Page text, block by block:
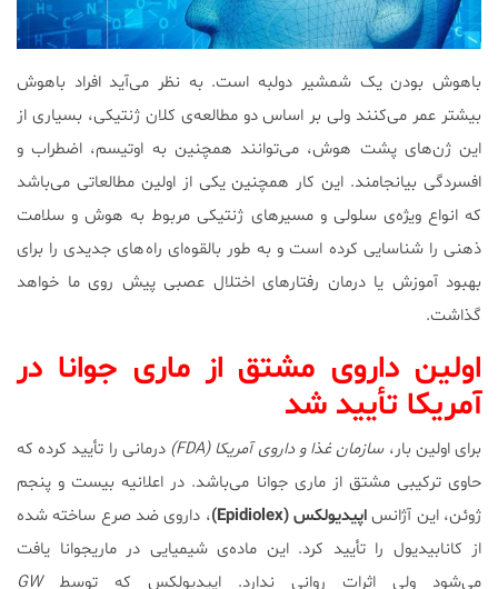
باهوش بودن یک شمشیر دولبه است. به نظر می‌آید افراد باهوش
بیشتر عمر می‌کنند ولی بر اساس دو مطالعه‌ی کلان ژنتیکی، بسیاری از
این ژن‌های پشت هوش، می‌توانند همچنین به اوتیسم، اضطراب و
افسردگی بیانجامند. این کار همچنین یکی از اولین مطالعاتی می‌باشد
که انواع ویژه‌ی سلولی و مسیرهای ژنتیکی مربوط به هوش و سلامت
ذهنی را شناسایی کرده است و به طور بالقوه‌ای راه‌های جدیدی را برای
بهبود آموزش یا درمان رفتارهای اختلال عصبی پیش روی ما خواهد
گذاشت.
اولین داروی مشتق از ماری جوانا در
آمریکا تأیید شد
برای اولین بار،سازمان غذا و داروی آمریکا (FDA)
درمانی را تأیید کرده که
حاوی ترکیبی مشتق از ماری جوانا می‌باشد. در اعلانیه بیست و پنجم
ژوئن، این آژانساپیدیولکس (Epidiolex)
، داروی ضد صرع ساخته شده
از کانابیدیول را تأیید کرد. این ماده‌ی شیمیایی در ماریجوانا یافت
می‌شود ولی اثرات روانی ندارد. اپیدیولکس که توسطGW